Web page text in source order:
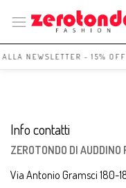
NEWSLETTER - 15%
Info contatti
ZEROTONDO DI AUDDINO
Via Antonio Gramsci 180-